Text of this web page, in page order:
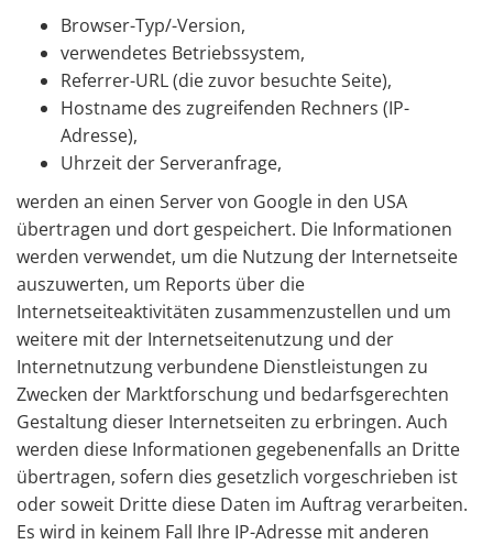
Browser-Typ/-Version,
verwendetes Betriebssystem,
Referrer-URL (die zuvor besuchte Seite),
Hostname des zugreifenden Rechners (IP-
Adresse),
Uhrzeit der Serveranfrage,
werden an einen Server von Google in den USA
übertragen und dort gespeichert. Die Informationen
werden verwendet, um die Nutzung der Internetseite
auszuwerten, um Reports über die
Internetseiteaktivitäten zusammenzustellen und um
weitere mit der Internetseitenutzung und der
Internetnutzung verbundene Dienstleistungen zu
Zwecken der Marktforschung und bedarfsgerechten
Gestaltung dieser Internetseiten zu erbringen. Auch
werden diese Informationen gegebenenfalls an Dritte
übertragen, sofern dies gesetzlich vorgeschrieben ist
oder soweit Dritte diese Daten im Auftrag verarbeiten.
Es wird in keinem Fall Ihre IP-Adresse mit anderen